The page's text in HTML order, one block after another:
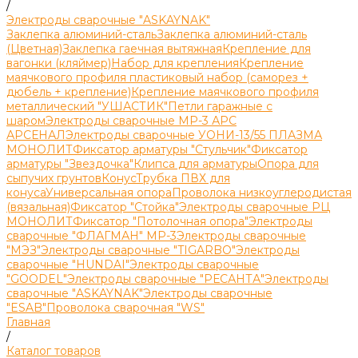
/
Электроды сварочные "ASKAYNAK"
Заклепка алюминий-стальЗаклепка алюминий-сталь
(Цветная)Заклепка гаечная вытяжнаяКрепление для
вагонки (кляймер)Набор для крепленияКрепление
маячкового профиля пластиковый набор (саморез +
дюбель + крепление)Крепление маячкового профиля
металлический "УШАСТИК"Петли гаражные с
шаромЭлектроды сварочные МР-3 АРС
АРСЕНАЛЭлектроды сварочные УОНИ-13/55 ПЛАЗМА
МОНОЛИТФиксатор арматуры "Стульчик"Фиксатор
арматуры "Звездочка"Клипса для арматурыОпора для
сыпучих грунтовКонусТрубка ПВХ для
конусаУниверсальная опораПроволока низкоуглеродистая
(вязальная)Фиксатор "Стойка"Электроды сварочные РЦ
МОНОЛИТФиксатор "Потолочная опора"Электроды
сварочные "ФЛАГМАН" МР-3Электроды сварочные
"МЭЗ"Электроды сварочные "TIGARBO"Электроды
сварочные "HUNDAI"Электроды сварочные
"GOODEL"Электроды сварочные "РЕСАНТА"Электроды
сварочные "ASKAYNAK"Электроды сварочные
"ESAB"Проволока сварочная "WS"
Главная
/
Каталог товаров